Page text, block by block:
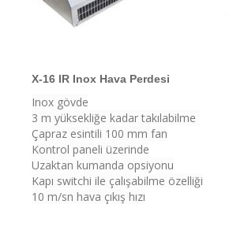
X-16 IR Inox Hava Perdesi
Inox gövde
3 m yüksekliğe kadar takılabilme
Çapraz esintili 100 mm fan
Kontrol paneli üzerinde
Uzaktan kumanda opsiyonu
Kapı switchi ile çalışabilme özelliği
10 m/sn hava çıkış hızı